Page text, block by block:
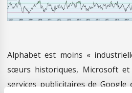
Alphabet est moins «
sœurs historiques, Microsoft
services publicitaires de